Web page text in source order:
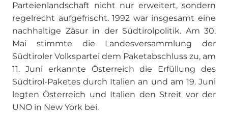
Parteienlandschaft nicht nur erweitert, sondern
regelrecht aufgefrischt. 1992 war insgesamt eine
nachhaltige Zäsur in der Südtirolpolitik. Am 30.
Mai stimmte die Landesversammlung der
Südtiroler Volkspartei dem Paketabschluss zu, am
11. Juni erkannte Österreich die Erfüllung des
Südtirol-Paketes durch Italien an und am 19. Juni
legten Österreich und Italien den Streit vor der
UNO in New York bei.